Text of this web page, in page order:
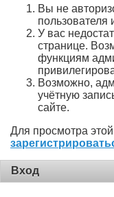
Вы не
пользователя
У вас
странице.
функциям
Возможно,
учётную
сайте.
Для просмотра
Вход